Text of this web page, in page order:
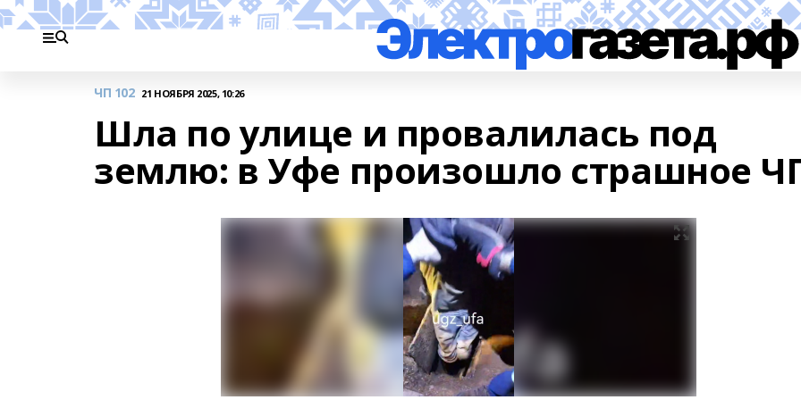
ЧП 102 21 НОЯБРЯ 2025, 10:26
Шла по улице и провалилась под
землю: в Уфе произошло страшное